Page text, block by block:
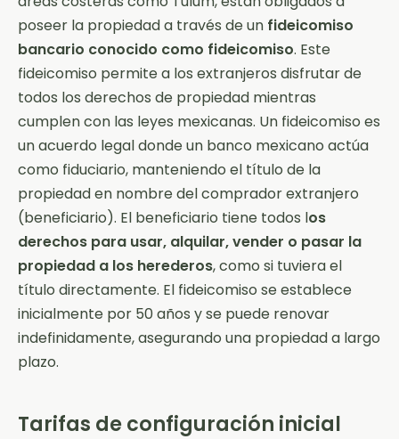
poseer la propiedad a través de un fideicomiso
bancario conocido como fideicomiso. Este
fideicomiso permite a los extranjeros disfrutar de
todos los derechos de propiedad mientras
cumplen con las leyes mexicanas. Un fideicomiso es
un acuerdo legal donde un banco mexicano actúa
como fiduciario, manteniendo el título de la
propiedad en nombre del comprador extranjero
(beneficiario). El beneficiario tiene todos los
derechos para usar, alquilar, vender o pasar la
propiedad a los herederos, como si tuviera el
título directamente. El fideicomiso se establece
inicialmente por 50 años y se puede renovar
indefinidamente, asegurando una propiedad a largo
plazo.
Tarifas de configuración inicial